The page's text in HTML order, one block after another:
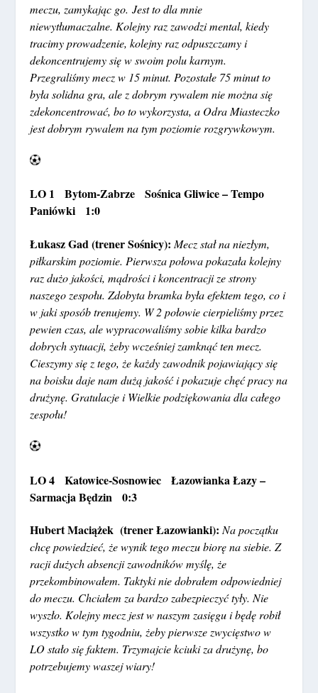
meczu, zamykając go. Jest to dla mnie
niewytłumaczalne. Kolejny raz zawodzi mental, kiedy
tracimy prowadzenie, kolejny raz odpuszczamy i
dekoncentrujemy się w swoim polu karnym.
Przegraliśmy mecz w 15 minut. Pozostałe 75 minut to
była solidna gra, ale z dobrym rywalem nie można się
zdekoncentrować, bo to wykorzysta, a Odra Miasteczko
jest dobrym rywalem na tym poziomie rozgrywkowym.
LO 1 Bytom-Zabrze Sośnica Gliwice – Tempo
Paniówki 1:0
Łukasz Gad (trener Sośnicy):Mecz stał na niezłym,
piłkarskim poziomie. Pierwsza połowa pokazała kolejny
raz dużo jakości, mądrości i koncentracji ze strony
naszego zespołu. Zdobyta bramka była efektem tego, co i
w jaki sposób trenujemy. W 2 połowie cierpieliśmy przez
pewien czas, ale wypracowaliśmy sobie kilka bardzo
dobrych sytuacji, żeby wcześniej zamknąć ten mecz.
Cieszymy się z tego, że każdy zawodnik pojawiający się
na boisku daje nam dużą jakość i pokazuje chęć pracy na
drużynę. Gratulacje i Wielkie podziękowania dla całego
zespołu!
LO 4 Katowice-Sosnowiec Łazowianka Łazy –
Sarmacja Będzin 0:3
Hubert Maciążek (trener Łazowianki):Na początku
chcę powiedzieć, że wynik tego meczu biorę na siebie. Z
racji dużych absencji zawodników myślę, że
przekombinowałem. Taktyki nie dobrałem odpowiedniej
do meczu. Chciałem za bardzo zabezpieczyć tyły. Nie
wyszło. Kolejny mecz jest w naszym zasięgu i będę robił
wszystko w tym tygodniu, żeby pierwsze zwycięstwo w
LO stało się faktem. Trzymajcie kciuki za drużynę, bo
potrzebujemy waszej wiary!